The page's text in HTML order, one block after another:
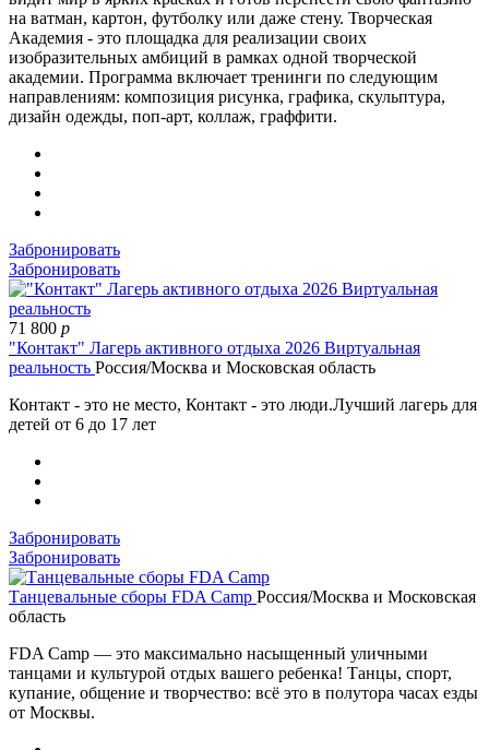
на ватман, картон, футболку или даже стену. Творческая
Академия - это площадка для реализации своих
изобразительных амбиций в рамках одной творческой
академии. Программа включает тренинги по следующим
направлениям: композиция рисунка, графика, скульптура,
дизайн одежды, поп-арт, коллаж, граффити.
Забронировать
Забронировать
71 800 p
"Контакт" Лагерь активного отдыха 2026 Виртуальная
реальность Россия/Москва и Московская область
Контакт - это не место, Контакт - это люди.Лучший лагерь для
детей от 6 до 17 лет
Забронировать
Забронировать
Танцевальные сборы FDA Camp Россия/Москва и Московская
область
FDA Camp — это максимально насыщенный уличными
танцами и культурой отдых вашего ребенка! Танцы, спорт,
купание, общение и творчество: всё это в полутора часах езды
от Москвы.